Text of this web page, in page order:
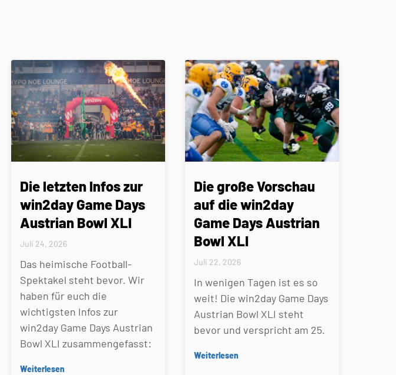
Die letzten Infos zur
win2day Game Days
Austrian Bowl XLI
Juli 24, 2026
Das heimische Football-
Spektakel steht bevor. Wir
haben für euch die
wichtigsten Infos zur
win2day Game Days Austrian
Bowl XLI zusammengefasst:
Weiterlesen
Die große Vorschau
auf die win2day
Game Days Austrian
Bowl XLI
Juli 22, 2026
In wenigen Tagen ist es so
weit! Die win2day Game Days
Austrian Bowl XLI steht
bevor und verspricht am 25.
Weiterlesen